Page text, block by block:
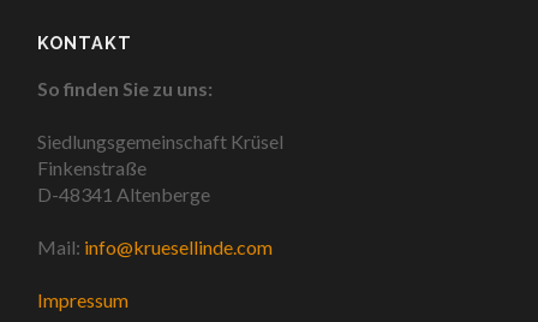
KONTAKT
So finden Sie zu uns:
Siedlungsgemeinschaft Krüsel
Finkenstraße
D-48341 Altenberge
Mail: info@kruesellinde.com
Impressum